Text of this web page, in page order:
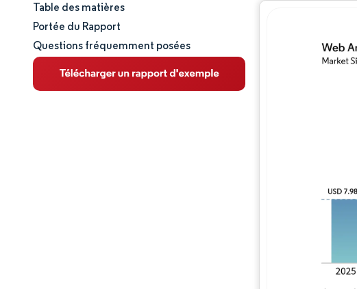
Taille et part de marché
Analyse du marché
Tendances et perspectives
Table des matières
Portée du Rapport
Questions fréquemment posées